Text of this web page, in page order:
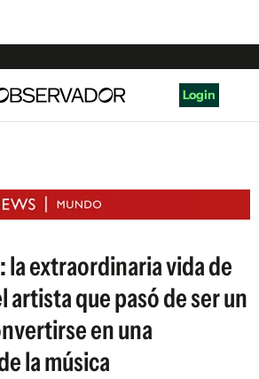
Login
la extraordinaria vida de
artista que pasó de ser un
en una
la música